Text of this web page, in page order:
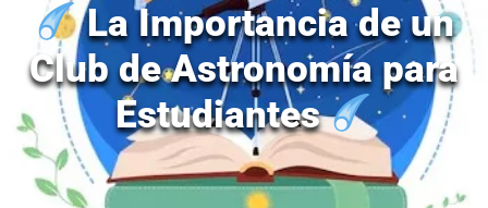
La Importancia de un
Club de Astronomía para
Estudiantes